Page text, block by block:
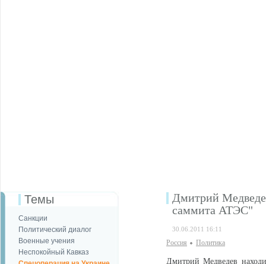
Темы
Санкции
Политический диалог
Военные учения
Неспокойный Кавказ
Дмитрий
саммита АТЭС"
30.06.2011 16:11
Россия Политика
Дмитрий Медведев